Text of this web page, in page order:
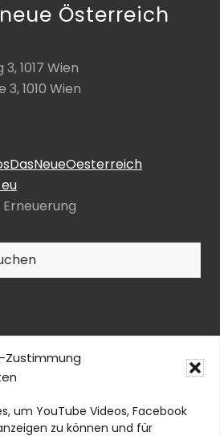
Zustimmung
um YouTube Videos, Facebook
zu können und für
Österreich
1017 Wien
1010 Wien